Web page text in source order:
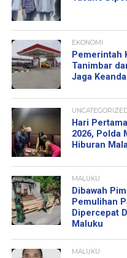
EKONOMI
Pemerintah
Tanimbar
Jaga
Hari
2026, Polda
Hiburan
MALUKU
Dibawah
Pemulihan
Dipercepat
Maluku
MALUKU